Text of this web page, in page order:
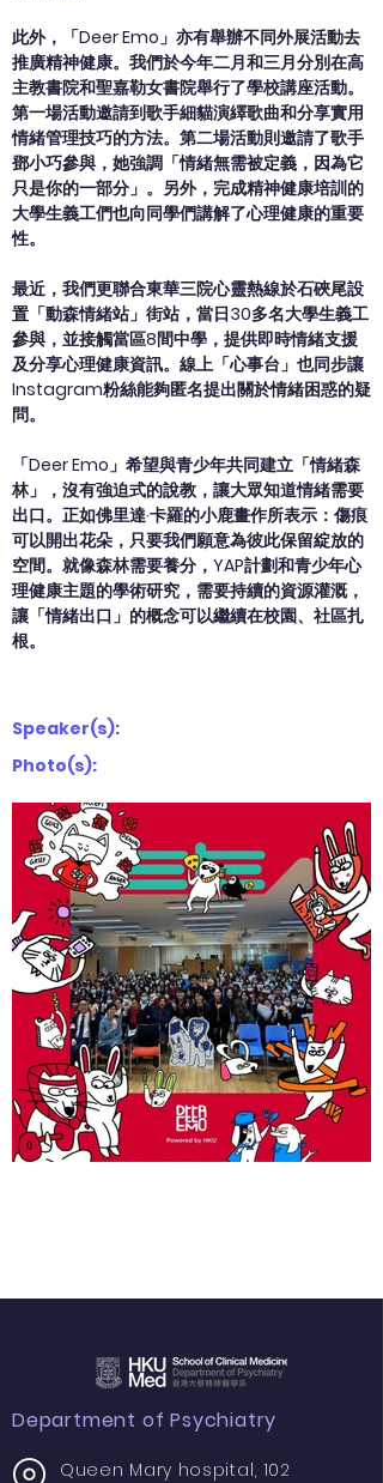
此外，「Deer Emo」亦有舉辦不同外展活動去
推廣精神健康。我們於今年二月和三月分別在高
主教書院和聖嘉勒女書院舉行了學校講座活動。
第一場活動邀請到歌手細貓演繹歌曲和分享實用
情緒管理技巧的方法。第二場活動則邀請了歌手
鄧小巧參與，她強調「情緒無需被定義，因為它
只是你的一部分」。另外，完成精神健康培訓的
大學生義工們也向同學們講解了心理健康的重要
性。
最近，我們更聯合東華三院心靈熱線於石硤尾設
置「動森情緒站」街站，當日30多名大學生義工
參與，並接觸當區8間中學，提供即時情緒支援
及分享心理健康資訊。線上「心事台」也同步讓
Instagram粉絲能夠匿名提出關於情緒困惑的疑
問。
「Deer Emo」希望與青少年共同建立「情緒森
林」，沒有強迫式的說教，讓大眾知道情緒需要
出口。正如佛里達·卡羅的小鹿畫作所表示：傷痕
可以開出花朵，只要我們願意為彼此保留綻放的
空間。就像森林需要養分，YAP計劃和青少年心
理健康主題的學術研究，需要持續的資源灌溉，
讓「情緒出口」的概念可以繼續在校園、社區扎
根。
Speaker(s):
Photo(s):
Department of Psychiatry
Queen Mary hospital, 102